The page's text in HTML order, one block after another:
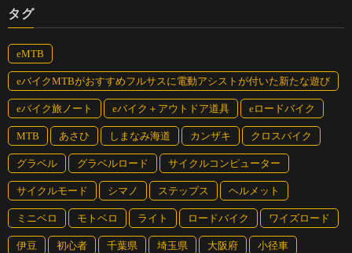
タグ
eMTB
eバイクMTBがおすすめフルサスに電動アシストが付いた新たな遊び
eバイク旅ノート eバイク＋アウトドア道具 eロードバイク
MTB あさひ しまなみ海道 カンザキ クロスバイク
グラベル グラベルロード サイクルコンピューター
サイクルモード シマノ ステップス ヘルメット
ミニベロ モトベロ ライト ロードバイク ワイズロード
伊豆 初心者 千葉県 埼玉県 大阪府 小径車